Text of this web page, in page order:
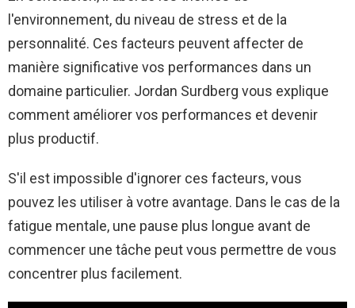
l'environnement, du niveau de stress et de la
personnalité. Ces facteurs peuvent affecter de
manière significative vos performances dans un
domaine particulier. Jordan Surdberg vous explique
comment améliorer vos performances et devenir
plus productif.
S'il est impossible d'ignorer ces facteurs, vous
pouvez les utiliser à votre avantage. Dans le cas de la
fatigue mentale, une pause plus longue avant de
commencer une tâche peut vous permettre de vous
concentrer plus facilement.